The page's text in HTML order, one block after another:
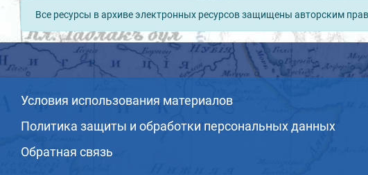
Все ресурсы в архиве электронных ресурсов защищены авторским
Условия использования материалов
Политика защиты и обработки персональных данных
Обратная связь